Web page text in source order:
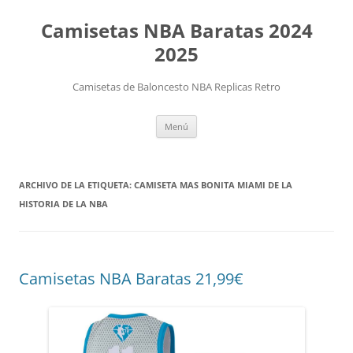
Camisetas NBA Baratas 2024
2025
Camisetas de Baloncesto NBA Replicas Retro
Menú
ARCHIVO DE LA ETIQUETA: CAMISETA MAS BONITA MIAMI DE LA
HISTORIA DE LA NBA
Camisetas NBA Baratas 21,99€